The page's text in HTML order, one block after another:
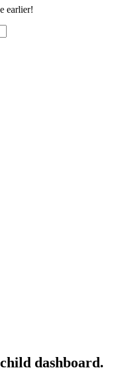
earlier!
dashboard.